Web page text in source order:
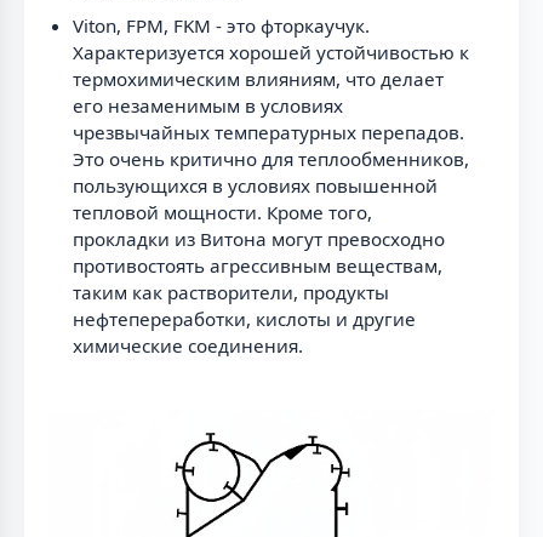
Viton, FPM, FKM - это фторкаучук.
Характеризуется хорошей устойчивостью к
термохимическим влияниям, что делает
его незаменимым в условиях
чрезвычайных температурных перепадов.
Это очень критично для теплообменников,
пользующихся в условиях повышенной
тепловой мощности. Кроме того,
прокладки из Витона могут превосходно
противостоять агрессивным веществам,
таким как растворители, продукты
нефтепереработки, кислоты и другие
химические соединения.